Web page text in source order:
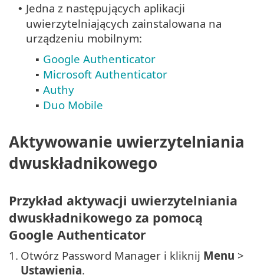
• Jedna z następujących aplikacji
uwierzytelniających zainstalowana na
urządzeniu mobilnym:
▪ Google Authenticator
▪ Microsoft Authenticator
▪ Authy
▪ Duo Mobile
Aktywowanie uwierzytelniania
dwuskładnikowego
Przykład aktywacji uwierzytelniania
dwuskładnikowego za pomocą
Google Authenticator
1. Otwórz Password Manager i kliknij Menu >
Ustawienia.